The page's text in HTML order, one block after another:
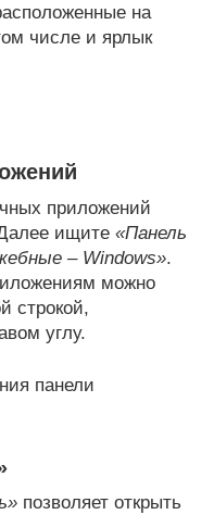
на
числе и ярлык
приложений
ищите «Панель
– Windows».
можно
строкой,
углу.
позволяет открыть